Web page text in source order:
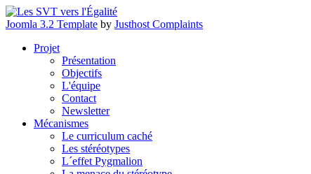
Joomla 3.2 Template by Justhost Complaints
Projet
Présentation
Objectifs
L'équipe
Contact
Newsletter
Mécanismes
Le curriculum caché
Les stéréotypes
L´effet Pygmalion